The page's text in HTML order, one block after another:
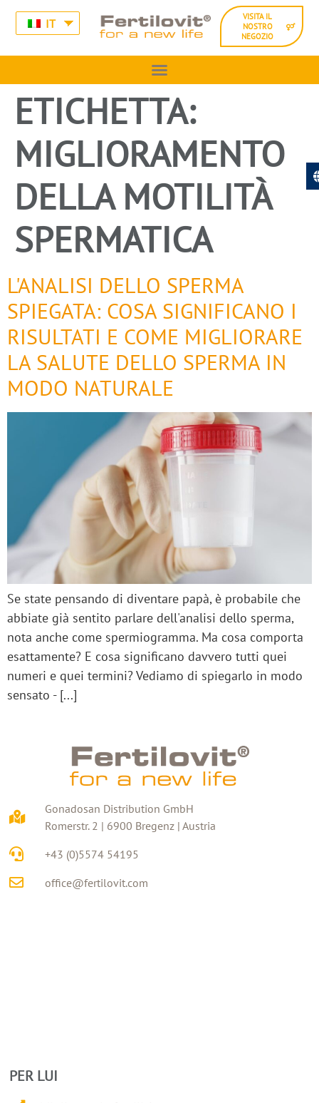
IT
VISITA IL
NOSTRO
NEGOZIO
ETICHETTA:
MIGLIORAMENTO
DELLA MOTILITÀ
SPERMATICA
L'ANALISI DELLO SPERMA
SPIEGATA: COSA SIGNIFICANO I
RISULTATI E COME MIGLIORARE
LA SALUTE DELLO SPERMA IN
MODO NATURALE
Se state pensando di diventare papà, è probabile che
abbiate già sentito parlare dell'analisi dello sperma,
nota anche come spermiogramma. Ma cosa comporta
esattamente? E cosa significano davvero tutti quei
numeri e quei termini? Vediamo di spiegarlo in modo
sensato - [...]
Gonadosan Distribution GmbH
Romerstr. 2 | 6900 Bregenz | Austria
+43 (0)5574 54195
office@fertilovit.com
PER LUI